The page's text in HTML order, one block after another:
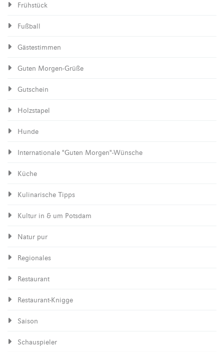
Frühstück
Fußball
Gästestimmen
Guten Morgen-Grüße
Gutschein
Holzstapel
Hunde
Internationale "Guten Morgen"-Wünsche
Küche
Kulinarische Tipps
Kultur in & um Potsdam
Natur pur
Regionales
Restaurant
Restaurant-Knigge
Saison
Schauspieler